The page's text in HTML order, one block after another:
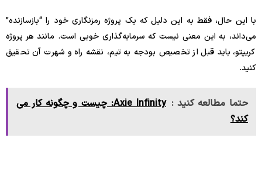
با این حال، فقط به این دلیل که یک پروژه رمزنگاری خود را “بازسازنده”
می‌داند، به این معنی نیست که سرمایه‌گذاری خوبی است. مانند هر پروژه
کریپتو، باید قبل از تخصیص بودجه به تیم، نقشه راه و شهرت آن تحقیق
کنید.
حتما مطالعه کنید :
Axie Infinity: چیست و چگونه کار می
کند؟